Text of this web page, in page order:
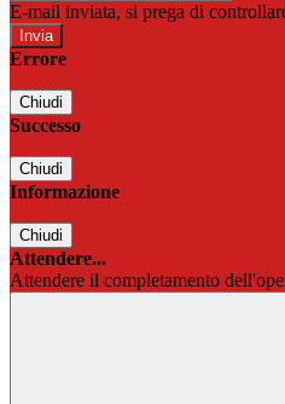
E-mail inviata, si prega di
Errore
Chiudi
Successo
Chiudi
Informazione
Chiudi
Attendere...
Attendere il completamento